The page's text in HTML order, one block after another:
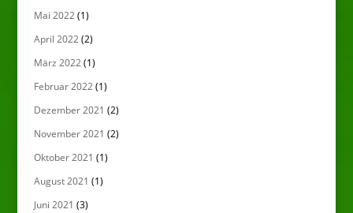
Mai 2022(1)
April 2022(2)
März 2022(1)
Februar 2022(1)
Dezember 2021 (2)
November 2021 (2)
Oktober 2021 (1)
August 2021 (1)
Juni 2021 (3)